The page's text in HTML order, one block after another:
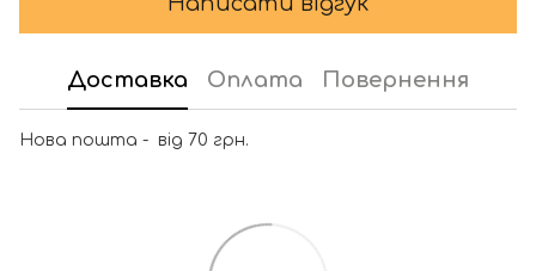
Доставка Оплата Повернення
Нова пошта - від 70 грн.